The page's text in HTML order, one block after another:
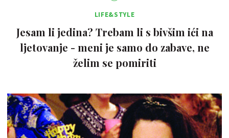
LIFE&STYLE
Jesam li jedina? Trebam li s bivšim ići na
ljetovanje - meni je samo do zabave, ne
želim se pomiriti